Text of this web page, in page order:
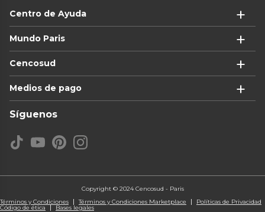
Centro de Ayuda
Mundo Paris
Cencosud
Medios de pago
Síguenos
Copyright © 2024 Cencosud - Paris
Términos y Condiciones
Términos y Condiciones Marketplace Políticas de Privacidad
Código de ética Bases legales